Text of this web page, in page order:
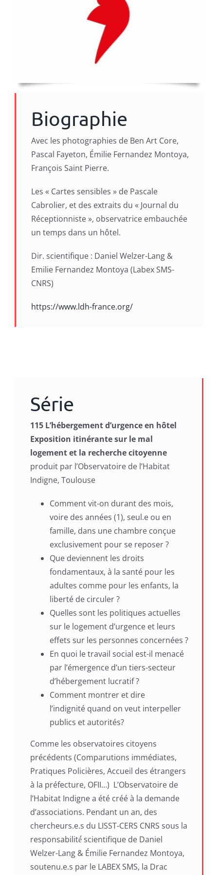
Biographie
Avec les photographies de Ben Art Core,
Pascal Fayeton, Émilie Fernandez Montoya,
François Saint Pierre.
Les « Cartes sensibles » de Pascale
Cabrolier, et des extraits du « Journal du
Réceptionniste », observatrice embauchée
un temps dans un hôtel.
Dir. scientifique : Daniel Welzer-Lang &
Emilie Fernandez Montoya (Labex SMS-
CNRS)
https://www.ldh-france.org/
Série
115 L’hébergement d’urgence en hôtel
Exposition itinérante sur le mal
logement et la recherche citoyenne
produit par l’Observatoire de l’Habitat
Indigne, Toulouse
Comment vit-on durant des mois,
voire des années (1), seul.e ou en
famille, dans une chambre conçue
exclusivement pour se reposer ?
Que deviennent les droits
fondamentaux, à la santé pour les
adultes comme pour les enfants, la
liberté de circuler ?
Quelles sont les politiques actuelles
sur le logement d’urgence et leurs
effets sur les personnes concernées ?
En quoi le travail social est-il menacé
par l’émergence d’un tiers-secteur
d’hébergement lucratif ?
Comment montrer et dire
l’indignité quand on veut interpeller
publics et autorités?
Comme les observatoires citoyens
précédents (Comparutions immédiates,
Pratiques Policières, Accueil des étrangers
à la préfecture, OFII…) L’Observatoire de
l’Habitat Indigne a été créé à la demande
d’associations. Pendant un an, des
chercheurs.e.s du LISST-CERS CNRS sous la
responsabilité́ scientifique de Daniel
Welzer-Lang & Émilie Fernandez Montoya,
soutenu.e.s par le LABEX SMS, la Drac